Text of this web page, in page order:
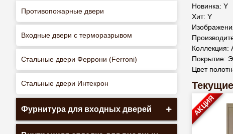
Противопожарные двери
Входные двери с терморазрывом
Стальные двери Феррони (Ferroni)
Стальные двери Интекрон
Фурнитура для входных дверей
Новинка: Y
Хит: Y
Коллекция:
Покрытие:
Цвет
АКЦИЯ